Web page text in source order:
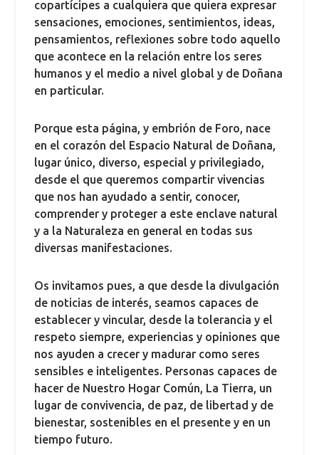
copartícipes a cualquiera que quiera expresar
sensaciones, emociones, sentimientos, ideas,
pensamientos, reflexiones sobre todo aquello
que acontece en la relación entre los seres
humanos y el medio a nivel global y de Doñana
en particular.
Porque esta página, y embrión de Foro, nace
en el corazón del Espacio Natural de Doñana,
lugar único, diverso, especial y privilegiado,
desde el que queremos compartir vivencias
que nos han ayudado a sentir, conocer,
comprender y proteger a este enclave natural
y a la Naturaleza en general en todas sus
diversas manifestaciones.
Os invitamos pues, a que desde la divulgación
de noticias de interés, seamos capaces de
establecer y vincular, desde la tolerancia y el
respeto siempre, experiencias y opiniones que
nos ayuden a crecer y madurar como seres
sensibles e inteligentes. Personas capaces de
hacer de Nuestro Hogar Común, La Tierra, un
lugar de convivencia, de paz, de libertad y de
bienestar, sostenibles en el presente y en un
tiempo futuro.